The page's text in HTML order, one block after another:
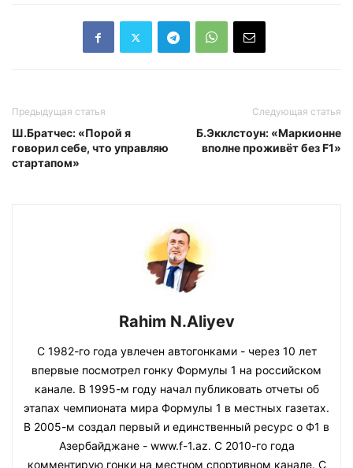
Предыдущая статья
Ш.Братчес: «Порой я
говорил себе, что управляю
стартапом»
Следующая статья
Б.Экклстоун: «Маркионне
вполне проживёт без F1»
Rahim N.Aliyev
С 1982-го года увлечен автогонками - через 10 лет
впервые посмотрел гонку Формулы 1 на российском
канале. В 1995-м году начал публиковать отчеты об
этапах чемпионата мира Формулы 1 в местных газетах.
В 2005-м создал первый и единственный ресурс о Ф1 в
Азербайджане - www.f-1.az. С 2010-го года
комментирую гонки на местном спортивном канале. С